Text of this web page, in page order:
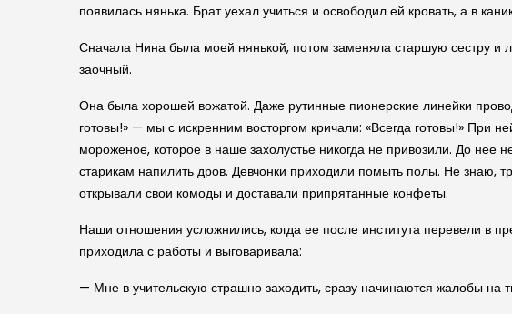
появилась нянька. Брат уехал учиться и освободил ей кровать, а в
Сначала Нина была моей нянькой, потом заменяла старшую сестру и
заочный.
Она была хорошей вожатой. Даже рутинные пионерские линейки
готовы!» — мы с искренним восторгом кричали: «Всегда готовы!» При
мороженое, которое в наше захолустье никогда не привозили. До
старикам напилить дров. Девчонки приходили помыть полы. Не знаю,
открывали свои комоды и доставали припрятанные конфеты.
Наши отношения усложнились, когда ее после института перевели в
приходила с работы и выговаривала:
— Мне в учительскую страшно заходить, сразу начинаются жалобы